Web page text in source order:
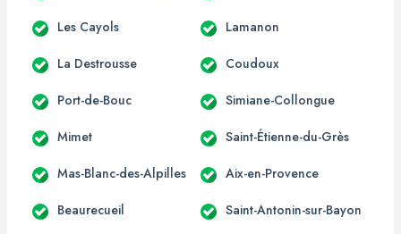
Les Cayols Lamanon
La Destrousse Coudoux
Port-de-Bouc Simiane-Collongue
Mimet Saint-Étienne-du-Grès
Mas-Blanc-des-Alpilles Aix-en-Provence
Beaurecueil Saint-Antonin-sur-Bayon